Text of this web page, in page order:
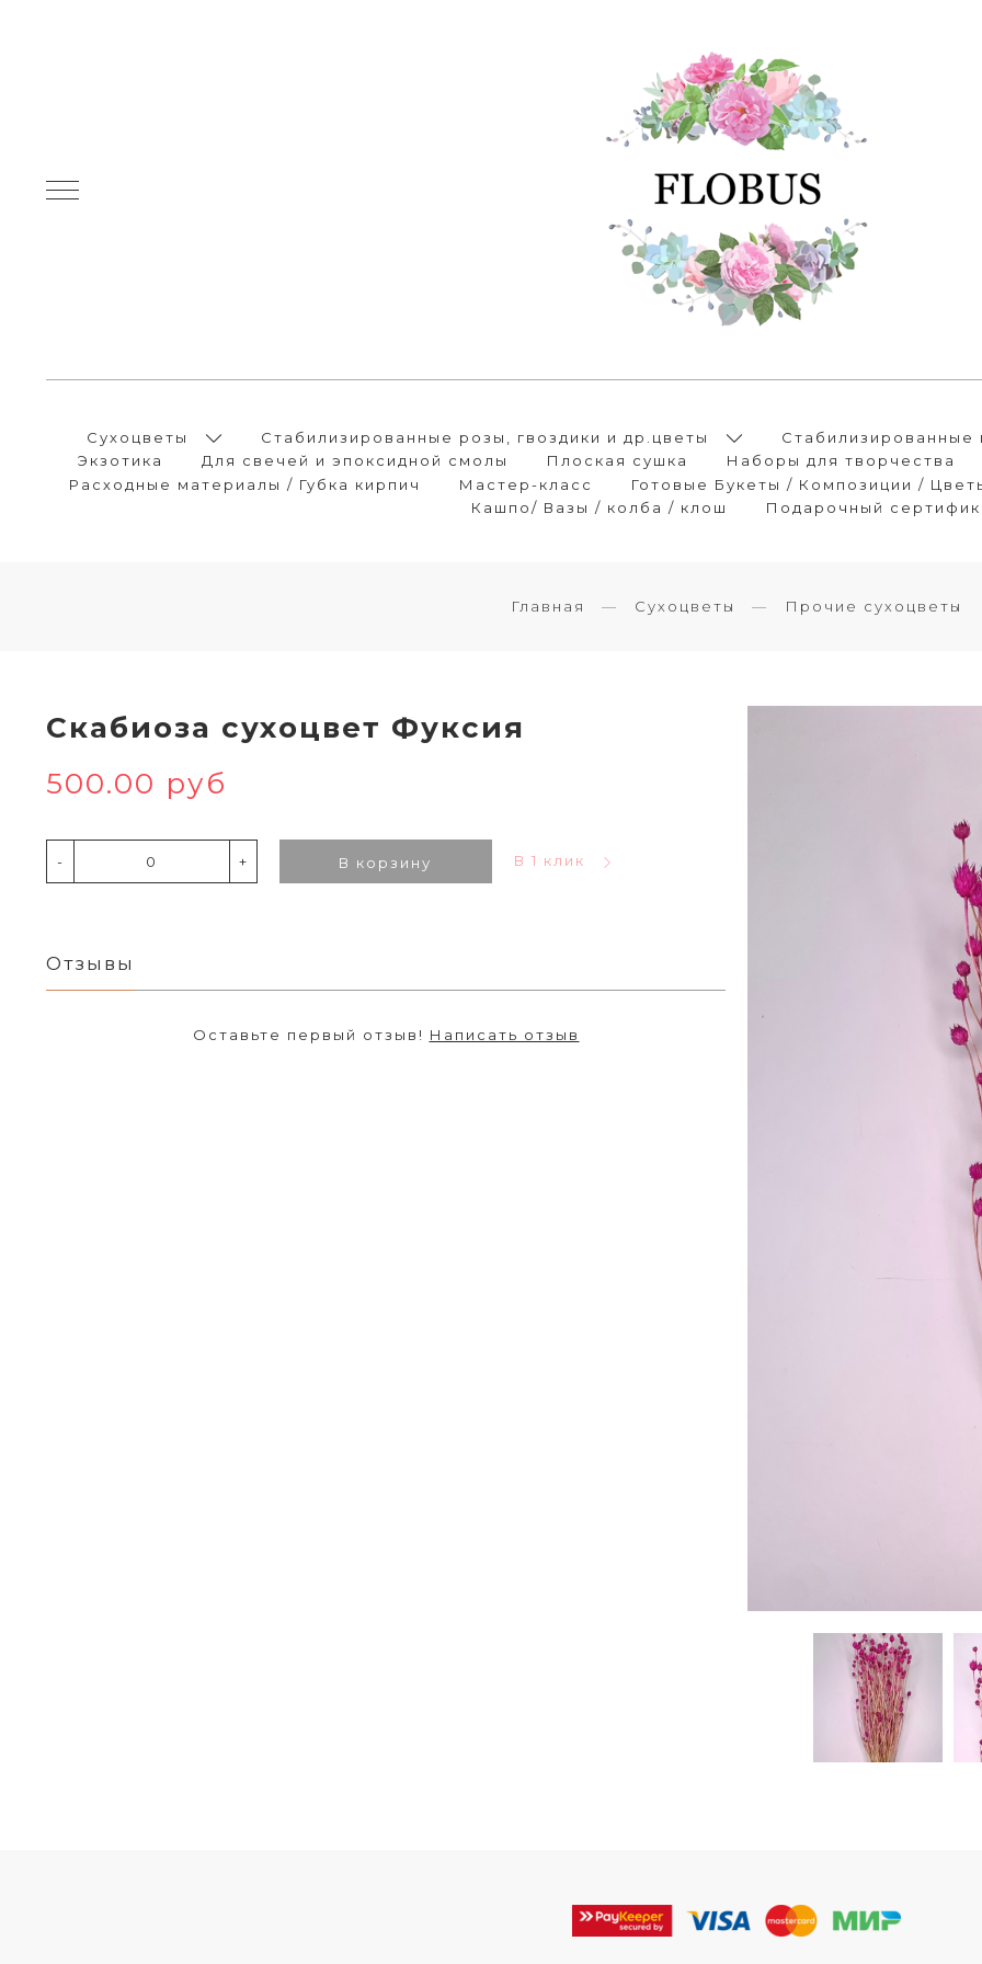
Сухоцветы Стабилизированные розы, гвоздики и др.цветы
Стабилизированные
Экзотика
Для свечей и эпоксидной смолы Плоская сушка
Наборы для творчества
Расходные материалы / Губка кирпич
Мастер-класс
Готовые Букеты / Композиции /
Кашпо/ Вазы / колба / клош
Подарочный
Главная Сухоцветы Прочие сухоцветы
Скабиоза сухоцвет Фуксия
500.00 руб
- + В корзину В 1 клик
Отзывы
Оставьте первый отзыв! Написать отзыв